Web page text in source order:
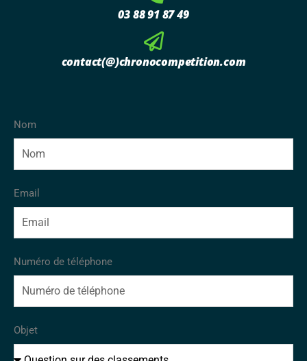
03 88 91 87 49
contact(@)chronocompetition.com
Nom
Email
Numéro de téléphone
Objet